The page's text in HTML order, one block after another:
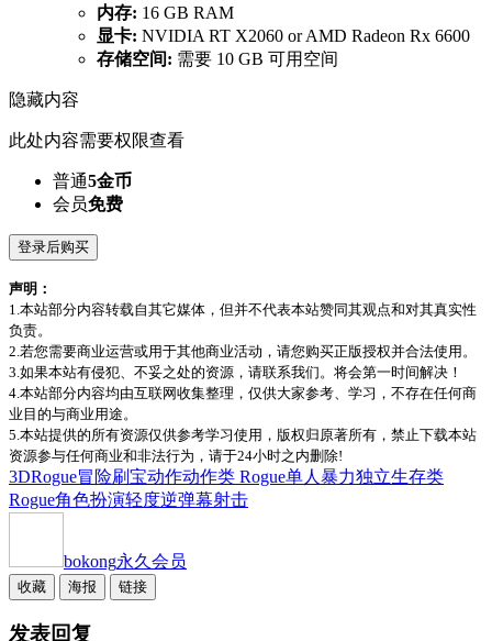
内存: 16 GB RAM
显卡: NVIDIA RT X2060 or AMD Radeon Rx 6600
存储空间: 需要 10 GB 可用空间
隐藏内容
此处内容需要权限查看
普通5金币
会员免费
登录后购买
声明：
1.本站部分内容转载自其它媒体，但并不代表本站赞同其观点和对其真实性
负责。
2.若您需要商业运营或用于其他商业活动，请您购买正版授权并合法使用。
3.如果本站有侵犯、不妥之处的资源，请联系我们。将会第一时间解决！
4.本站部分内容均由互联网收集整理，仅供大家参考、学习，不存在任何商
业目的与商业用途。
5.本站提供的所有资源仅供参考学习使用，版权归原著所有，禁止下载本站
资源参与任何商业和非法行为，请于24小时之内删除!
3DRogue冒险刷宝动作动作类 Rogue单人 暴力独立生存类
Rogue角色扮演轻度逆弹幕射击
bokong永久会员
收藏 海报 链接
发表回复